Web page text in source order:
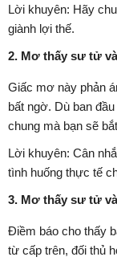
Lời khuyên: Hãy
giành lợi thế.
2. Mơ thấy sư tử
Giấc mơ này phản
bất ngờ. Dù ban
chung mà bạn sẽ
Lời khuyên: Cân
tình huống thực tế
3. Mơ thấy sư tử
Điềm báo cho thấy
từ cấp trên, đối thủ